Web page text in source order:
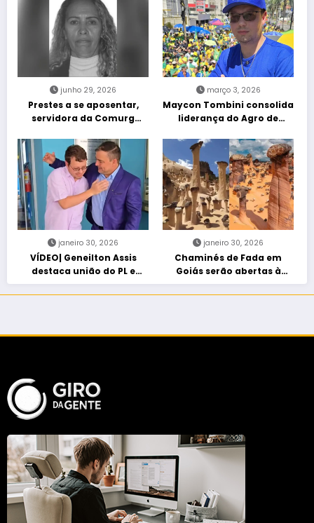
junho 29, 2026
Prestes a se aposentar,
servidora da Comurg
entra em protocolo de
morte encefálica
março 3, 2026
Maycon Tombini consolida
liderança do Agro de
“Acorda Brasil” em Goiânia
janeiro 30, 2026
VÍDEO| Geneilton Assis
destaca união do PL e
consolidação de apoio a
Maycon Tombini em Jataí
janeiro 30, 2026
Chaminés de Fada em
Goiás serão abertas à
visitação controlada